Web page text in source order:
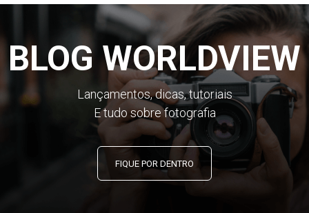
BLOG WORLDVIEW
Lançamentos, dicas, tutoriais
E tudo sobre fotografia
FIQUE POR DENTRO